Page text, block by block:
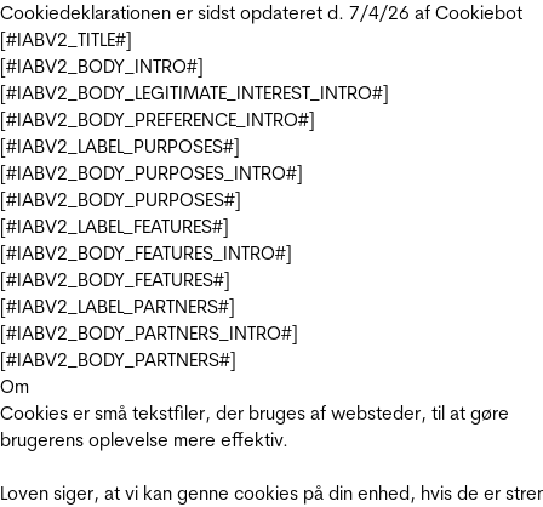
Cookiedeklarationen er sidst opdateret d. 7/4/26 af Cookiebot
[#IABV2_TITLE#]
[#IABV2_BODY_INTRO#]
[#IABV2_BODY_LEGITIMATE_INTEREST_INTRO#]
[#IABV2_BODY_PREFERENCE_INTRO#]
[#IABV2_LABEL_PURPOSES#]
[#IABV2_BODY_PURPOSES_INTRO#]
[#IABV2_BODY_PURPOSES#]
[#IABV2_LABEL_FEATURES#]
[#IABV2_BODY_FEATURES_INTRO#]
[#IABV2_BODY_FEATURES#]
[#IABV2_LABEL_PARTNERS#]
[#IABV2_BODY_PARTNERS_INTRO#]
[#IABV2_BODY_PARTNERS#]
Om
Cookies er små tekstfiler, der bruges af websteder, til at gøre
brugerens oplevelse mere effektiv.
Loven siger, at vi kan genne cookies på din enhed, hvis de er